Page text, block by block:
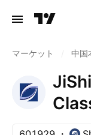
マーケット 中国